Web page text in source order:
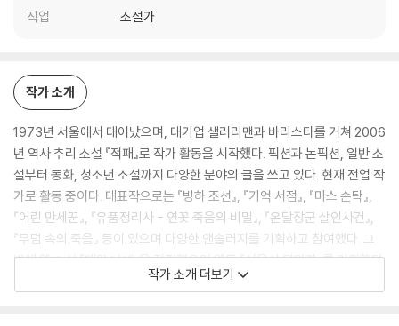
직업
소설가
작가 소개
1973년 서울에서 태어났으며, 대기업 샐러리맨과 바리스타를 거쳐 2006
년 역사 추리 소설 『적패』로 작가 활동을 시작했다. 픽션과 논픽션, 일반 소
설부터 동화, 청소년 소설까지 다양한 분야의 글을 쓰고 있다. 현재 전업 작
가로 활동 중이다. 대표작으로는 『빙하 조선』, 『기억 서점』, 『미스 손탁』,
『어린 만세꾼』, 『유품정리사 - 연꽃 죽음의 비밀』, 『온달장군 살인사건』,
『무덤 속의 죽음』 등이 있으며 다양한 앤솔러지를 기획하고 참여했다. 그
밖에 웹 소설 『태왕 남생』을 집필했으며 웹툰 『서울시 퇴마과』를 기획했다.
2020년 『무덤 속의 죽음』으로 한국추리문학대상을 수상했다.
작가 소개 더보기